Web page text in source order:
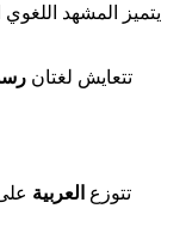
يتميز المشهد
تتعايش لغتان
تتوزع العربية